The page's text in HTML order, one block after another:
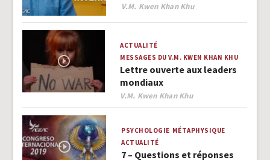
Author
V.M. Kwen Khan Khu
ACTUALITÉ
MESSAGES DU V.M. KWEN KHAN KHU
Lettre ouverte aux leaders
mondiaux
Author
V.M. Kwen Khan Khu
PSYCHOLOGIE MÉTAPHYSIQUE
ACTUALITÉ
7 – Questions et réponses